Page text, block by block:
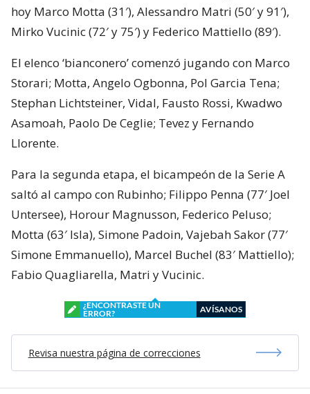
hoy Marco Motta (31′), Alessandro Matri (50′ y 91′),
Mirko Vucinic (72′ y 75′) y Federico Mattiello (89′).
El elenco ‘bianconero’ comenzó jugando con Marco
Storari; Motta, Angelo Ogbonna, Pol Garcia Tena;
Stephan Lichtsteiner, Vidal, Fausto Rossi, Kwadwo
Asamoah, Paolo De Ceglie; Tevez y Fernando
Llorente.
Para la segunda etapa, el bicampeón de la Serie A
saltó al campo con Rubinho; Filippo Penna (77′ Joel
Untersee), Horour Magnusson, Federico Peluso;
Motta (63′ Isla), Simone Padoin, Vajebah Sakor (77′
Simone Emmanuello), Marcel Buchel (83′ Mattiello);
Fabio Quagliarella, Matri y Vucinic.
¿ENCONTRASTE UN
ERROR?
AVÍSANOS
Revisa nuestra página de correcciones